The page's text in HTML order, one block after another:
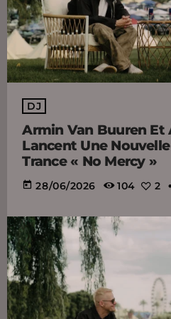
DJ
Armin Van Buuren Et
Lancent Une
Trance « No Mercy »
today 28/06/2026 104 2